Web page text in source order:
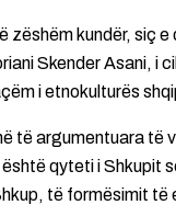
zëshëm kundër, siç e
Skender Asani, i
i etnokulturës
të argumentuara të
qyteti i Shkupit
të formësimit të